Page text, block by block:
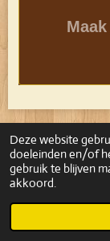
Deze website
doeleinden en/of
gebruik te blijven
akkoord.
Powered byJouwWeb